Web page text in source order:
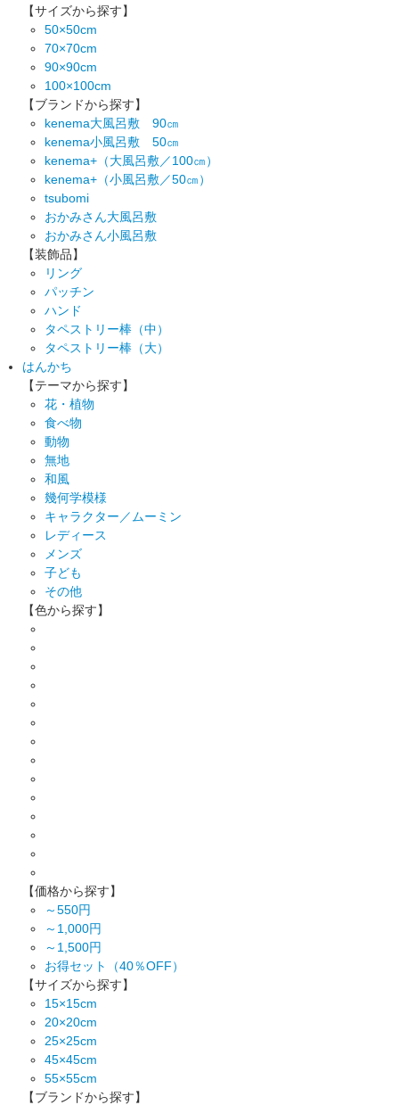
【サイズから探す】
50×50cm
70×70cm
90×90cm
100×100cm
【ブランドから探す】
kenema大風呂敷 90㎝
kenema小風呂敷 50㎝
kenema+（大風呂敷／100㎝）
kenema+（小風呂敷／50㎝）
tsubomi
おかみさん大風呂敷
おかみさん小風呂敷
【装飾品】
リング
パッチン
ハンド
タペストリー棒（中）
タペストリー棒（大）
はんかち
【テーマから探す】
花・植物
食べ物
動物
無地
和風
幾何学模様
キャラクター／ムーミン
レディース
メンズ
子ども
その他
【色から探す】
【価格から探す】
～550円
～1,000円
～1,500円
お得セット（40％OFF）
【サイズから探す】
15×15cm
20×20cm
25×25cm
45×45cm
55×55cm
【ブランドから探す】